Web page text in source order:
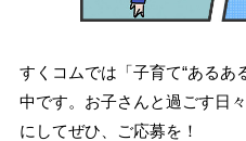
すくコムでは「子育て“あるあ
中です。お子さんと過ごす日
にしてぜひ、ご応募を！